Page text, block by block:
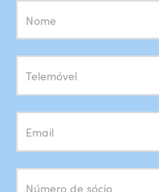
Subscrição
Newsletter